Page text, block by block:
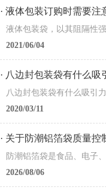
· 液体包装订购时需要注
2021/06/04
· 八边封包装袋有什么吸
2020/03/11
· 关于防潮铝箔袋质量控
2026/08/06